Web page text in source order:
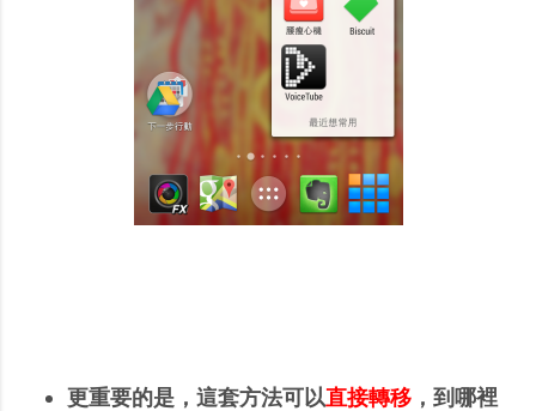
更重要的是，這套方法可以直接轉移 ，到哪裡